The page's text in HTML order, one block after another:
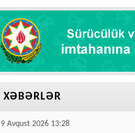
XƏBƏRLƏR
9 Avqust 2026 13:28